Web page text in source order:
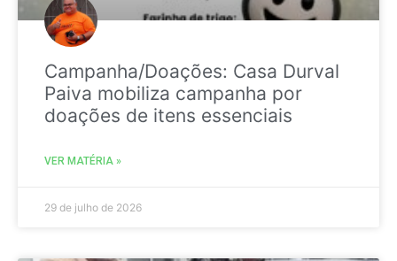
Campanha/Doações: Casa Durval
Paiva mobiliza campanha por
doações de itens essenciais
VER MATÉRIA »
29 de julho de 2026